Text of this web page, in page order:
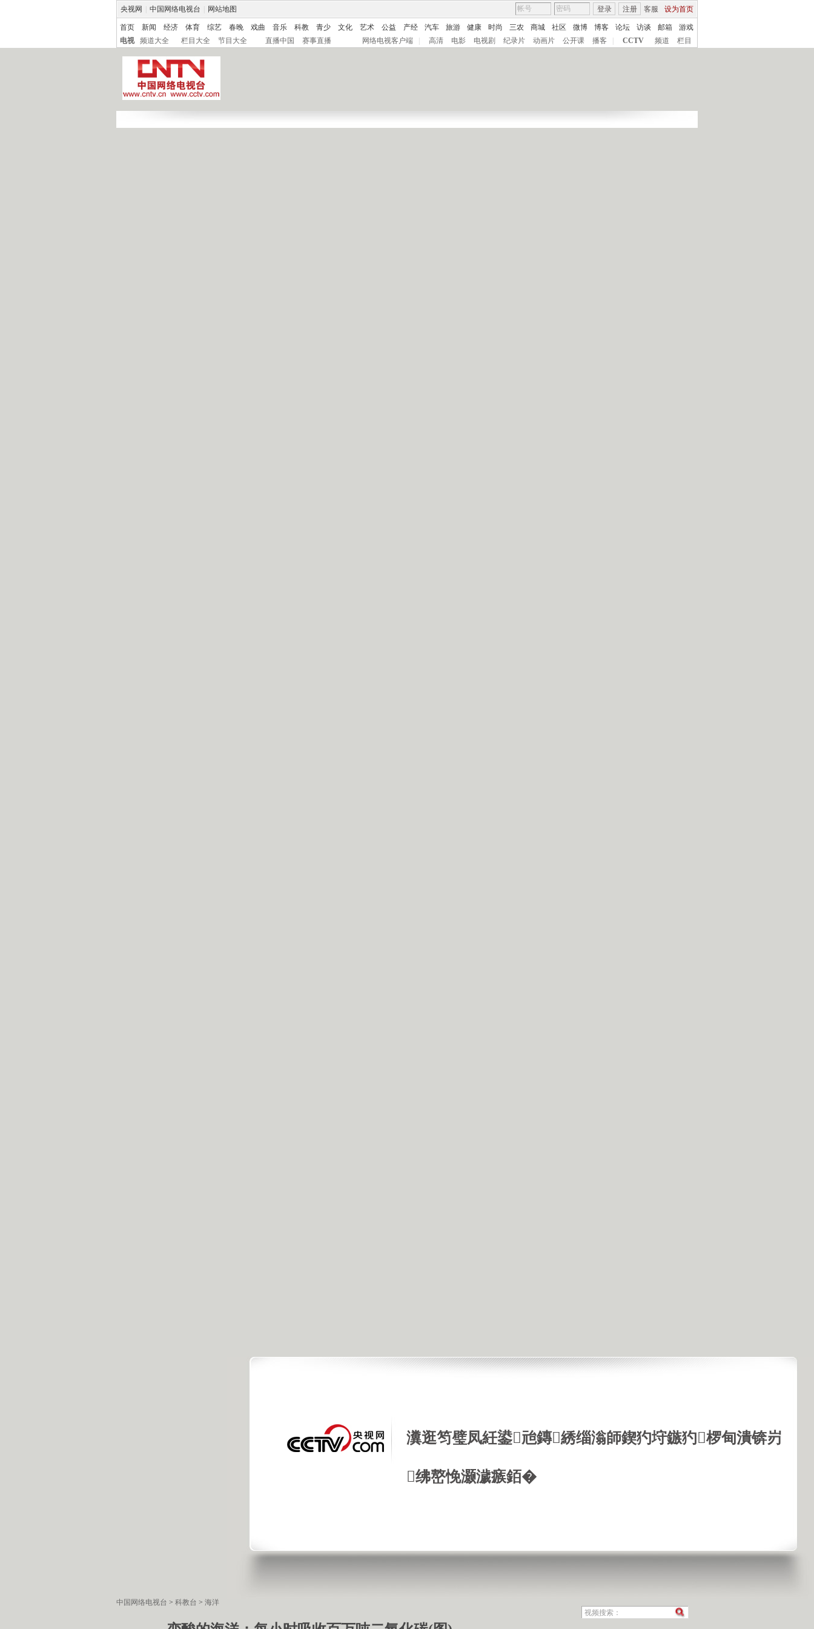
央视网 中国网络电视台 网站地图 客服 设为首页
登录 注册
首页 新闻 经济 体育 综艺 春晚 戏曲 音乐 科教 青少 文化 艺术 公益 产经 汽车 旅游 健康 时尚 三农 商城 社区 微博 博客 论坛 访谈 邮箱
游戏
电视
频道大全 栏目大全 节目大全 直播中国 赛事直播 网络电视客户端 高清 电影 电视剧 纪录片 动画片 公开课 播客 CCTV 频道 栏目
瀵逛笉璧凤紝鍙兘鏄綉缁滃師鍥犳垨鏃犳椤甸潰锛岃
绋嶅悗灏濊瘯銆�
中国网络电视台 > 科教台 > 海洋